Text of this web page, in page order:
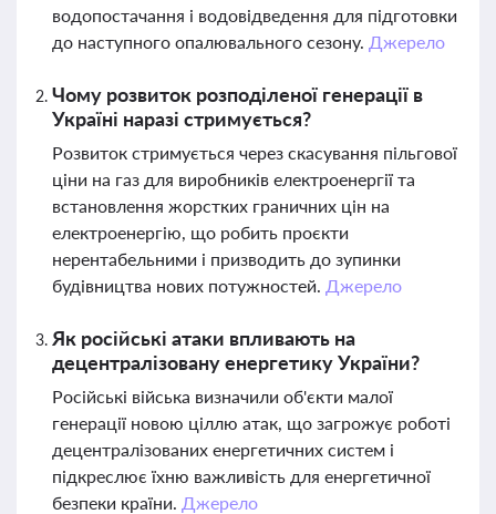
водопостачання і водовідведення для підготовки
до наступного опалювального сезону. Джерело
Чому розвиток розподіленої генерації в
Україні наразі стримується?
Розвиток стримується через скасування пільгової
ціни на газ для виробників електроенергії та
встановлення жорстких граничних цін на
електроенергію, що робить проєкти
нерентабельними і призводить до зупинки
будівництва нових потужностей. Джерело
Як російські атаки впливають на
децентралізовану енергетику України?
Російські війська визначили об'єкти малої
генерації новою ціллю атак, що загрожує роботі
децентралізованих енергетичних систем і
підкреслює їхню важливість для енергетичної
безпеки країни. Джерело